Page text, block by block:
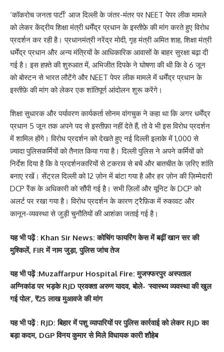
‘कॉकरोच जनता पार्टी’ आज दिल्ली के जंतर-मंतर पर NEET पेपर लीक मामले
को लेकर केंद्रीय शिक्षा मंत्री धर्मेंद्र प्रधान के इस्तीफ़े की मांग करते हुए विरोध
प्रदर्शन कर रही है। प्रधानमंत्री नरेंद्र मोदी, गृह मंत्री अमित शाह, शिक्षा मंत्री
धर्मेंद्र प्रधान और अन्य मंत्रियों के आधिकारिक आवासों के बाहर सुरक्षा बढ़ा दी
गई है। इस हफ़्ते की शुरुआत में, अभिजीत दिपके ने घोषणा की थी कि वे 6 जून
को बोस्टन से भारत लौटेंगे और NEET पेपर लीक मामले में धर्मेंद्र प्रधान के
इस्तीफ़े की मांग को लेकर एक शांतिपूर्ण आंदोलन शुरू करेंगे।
शिक्षा सुधारक और पर्यावरण कार्यकर्ता सोनम वांगचुक ने कहा था कि अगर धर्मेंद्र
प्रधान 5 जून तक अपने पद से इस्तीफ़ा नहीं देते हैं, तो वे भी इस विरोध प्रदर्शन
में शामिल होंगे। विरोध प्रदर्शन को देखते हुए नई दिल्ली इलाके में 1,000 से
ज़्यादा पुलिसकर्मियों को तैनात किया गया है। दिल्ली पुलिस ने अपने कर्मियों को
निर्देश दिया है कि वे प्रदर्शनकारियों से टकराव से बचें और बातचीत के ज़रिए शांति
बनाए रखें। सेंट्रल दिल्ली को 12 ज़ोन में बांटा गया है और हर ज़ोन की ज़िम्मेदारी
DCP रैंक के अधिकारी को सौंपी गई है। सभी ज़िलों और यूनिट के DCP को
अलर्ट पर रखा गया है। विरोध प्रदर्शन के कारण ट्रैफ़िक में रुकावट और
कानून-व्यवस्था से जुड़ी चुनौतियों की आशंका जताई गई है।
यह भी पढ़ें: Khan Sir News: कोचिंग फायरिंग केस में बढ़ीं खान सर की
मुश्किलें, FIR में नाम जुड़ा, पुलिस जांच तेज
यह भी पढ़ें:Muzaffarpur Hospital Fire: मुजफ्फरपुर अस्पताल
अग्निकांड पर भड़के RJD प्रवक्ता अरुण यादव, बोले- ‘स्वास्थ्य व्यवस्था की खुल
गई पोल’, ₹25 लाख मुआवजे की मांग
यह भी पढ़ें: RJD: बिहार में पशु व्यापारियों पर पुलिस कार्रवाई को लेकर RJD का
बड़ा कदम, DGP विनय कुमार से मिले विधायक कारी शौहेब